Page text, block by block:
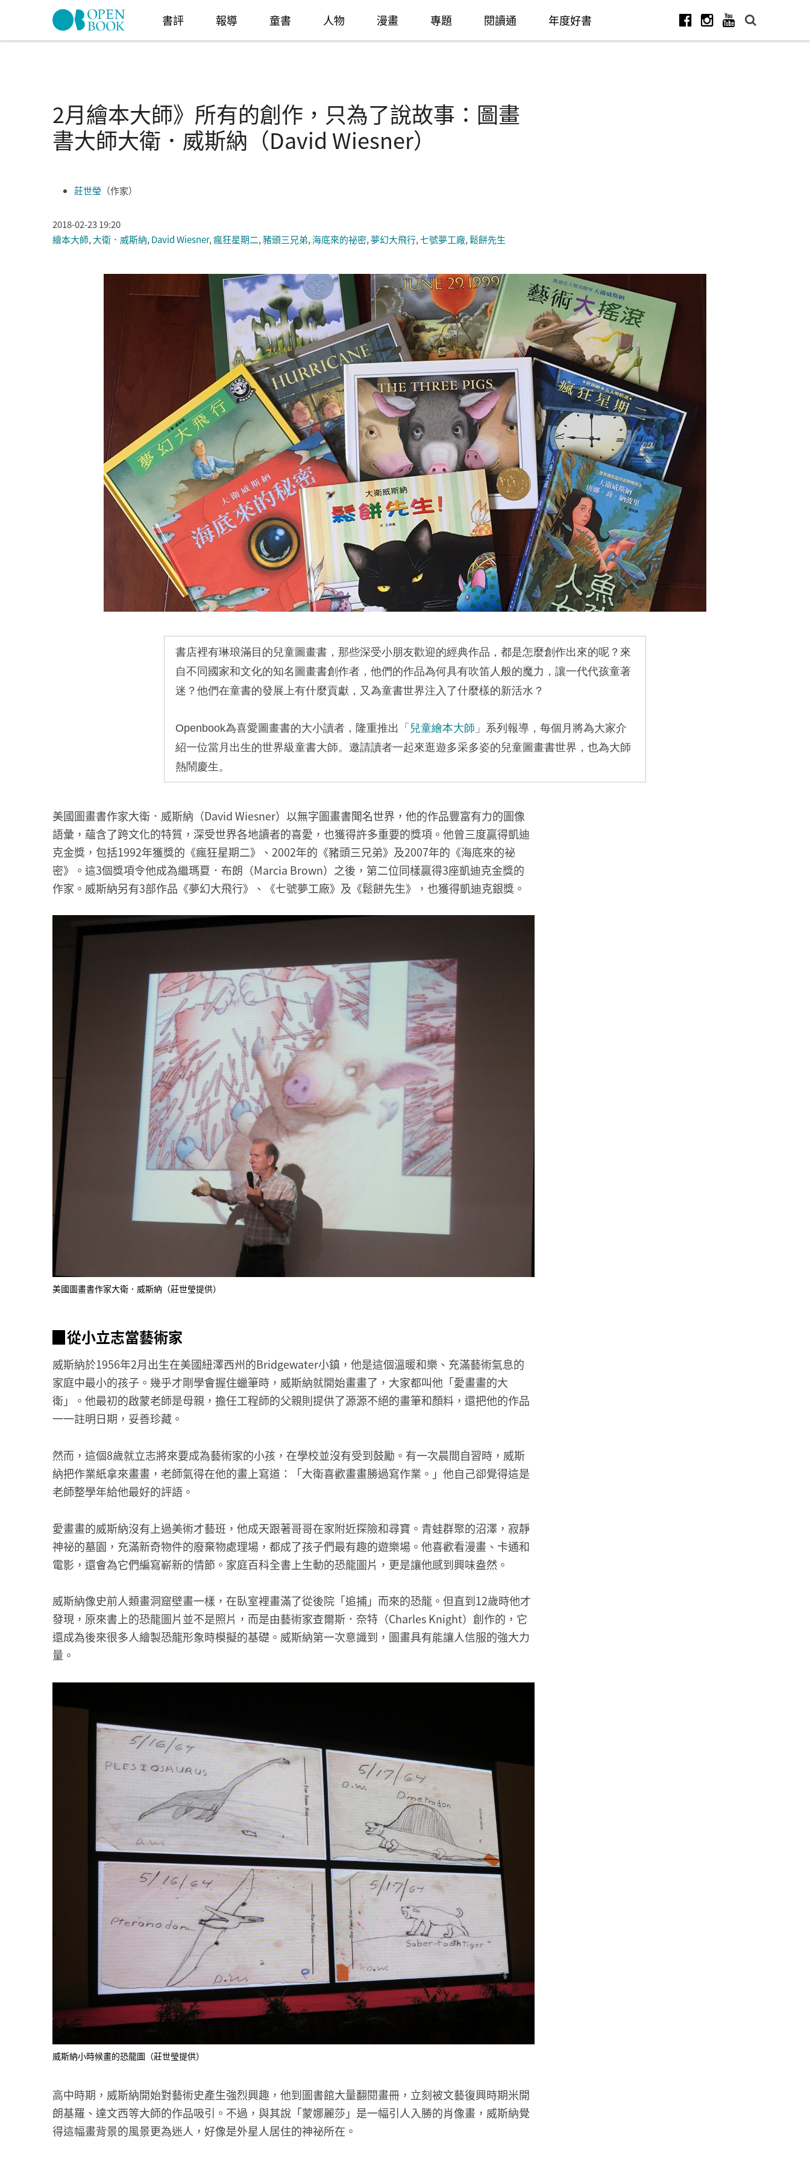
Skip to navigation
書評 報導 童書 人物 漫畫 專題 閱讀通 年度好書
2月繪本大師》所有的創作，只為了說故事：圖畫
書大師大衛．威斯納（David Wiesner）
莊世瑩 （作家）
2018-02-23 19:20
繪本大師, 大衛．威斯納, David Wiesner,瘋狂星期二,豬頭三兄弟, 海底來的祕密,夢幻大飛行,七號夢工廠,鬆餅先生
書店裡有琳琅滿目的兒童圖畫書，那些深受小朋友歡迎的經典作品，都是怎麼創作出來的呢？來
自不同國家和文化的知名圖畫書創作者，他們的作品為何具有吹笛人般的魔力，讓一代代孩童著
迷？他們在童書的發展上有什麼貢獻，又為童書世界注入了什麼樣的新活水？
Openbook為喜愛圖畫書的大小讀者，隆重推出「 兒童繪本大師 」系列報導，每個月將為大家介
紹一位當月出生的世界級童書大師。邀請讀者一起來逛遊多采多姿的兒童圖畫書世界，也為大師
熱鬧慶生。
美國圖畫書作家大衛．威斯納（David Wiesner）以無字圖畫書聞名世界，他的作品豐富有力的圖像
語彙，蘊含了跨文化的特質，深受世界各地讀者的喜愛，也獲得許多重要的獎項。他曾三度贏得凱迪
克金獎，包括1992年獲獎的《瘋狂星期二》、2002年的《豬頭三兄弟》及2007年的《海底來的祕
密》。這3個獎項令他成為繼瑪夏．布朗（Marcia Brown）之後，第二位同樣贏得3座凱迪克金獎的
作家。威斯納另有3部作品《夢幻大飛行》、《七號夢工廠》及《鬆餅先生》，也獲得凱迪克銀獎。
美國圖畫書作家大衛．威斯納（莊世瑩提供）
▉從小立志當藝術家
威斯納於1956年2月出生在美國紐澤西州的Bridgewater小鎮，他是這個溫暖和樂、充滿藝術氣息的
家庭中最小的孩子。幾乎才剛學會握住蠟筆時，威斯納就開始畫畫了，大家都叫他「愛畫畫的大
衛」。他最初的啟蒙老師是母親，擔任工程師的父親則提供了源源不絕的畫筆和顏料，還把他的作品
一一註明日期，妥善珍藏。
然而，這個8歲就立志將來要成為藝術家的小孩，在學校並沒有受到鼓勵。有一次晨間自習時，威斯
納把作業紙拿來畫畫，老師氣得在他的畫上寫道：「大衛喜歡畫畫勝過寫作業。」他自己卻覺得這是
老師整學年給他最好的評語。
愛畫畫的威斯納沒有上過美術才藝班，他成天跟著哥哥在家附近探險和尋寶。青蛙群聚的沼澤，寂靜
神祕的墓園，充滿新奇物件的廢棄物處理場，都成了孩子們最有趣的遊樂場。他喜歡看漫畫、卡通和
電影，還會為它們編寫嶄新的情節。家庭百科全書上生動的恐龍圖片，更是讓他感到興味盎然。
威斯納像史前人類畫洞窟壁畫一樣，在臥室裡畫滿了從後院「追捕」而來的恐龍。但直到12歲時他才
發現，原來書上的恐龍圖片並不是照片，而是由藝術家查爾斯．奈特（Charles Knight）創作的，它
還成為後來很多人繪製恐龍形象時模擬的基礎。威斯納第一次意識到，圖畫具有能讓人信服的強大力
量。
威斯納小時候畫的恐龍圖（莊世瑩提供）
高中時期，威斯納開始對藝術史產生強烈興趣，他到圖書館大量翻閱畫冊，立刻被文藝復興時期米開
朗基羅、達文西等大師的作品吸引。不過，與其說「蒙娜麗莎」是一幅引人入勝的肖像畫，威斯納覺
得這幅畫背景的風景更為迷人，好像是外星人居住的神祕所在。